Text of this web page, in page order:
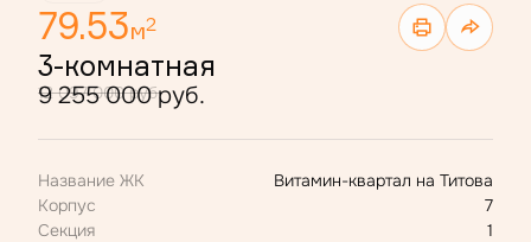
79.53м2
3-комнатная
12 097 000 руб.
9 255 000 руб.
Название ЖК
Витамин-квартал на Титова
Корпус
7
Секция
1